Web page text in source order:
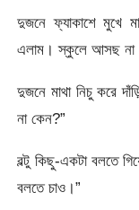
দুজনে ফ্যাকাশে মুখে
এলাম। স্কুলে আসছ না
দুজনে মাথা নিচু করে
না কেন?”
বল্টু কিছু-একটা বলতে
বলতে চাও।”